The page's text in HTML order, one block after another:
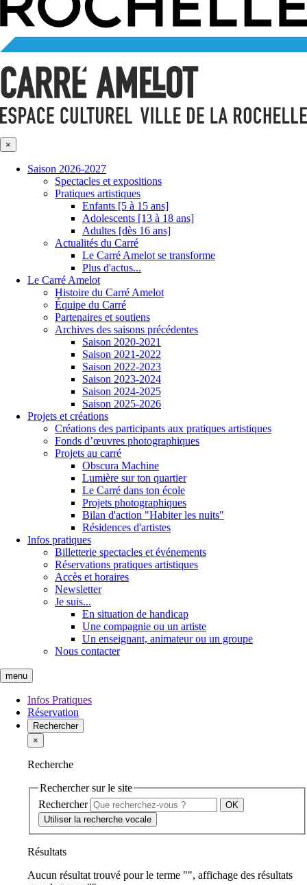
×
Saison 2026-2027
Spectacles et expositions
Pratiques artistiques
Enfants [5 à 15 ans]
Adolescents [13 à 18 ans]
Adultes [dès 16 ans]
Actualités du Carré
Le Carré Amelot se transforme
Plus d'actus...
Le Carré Amelot
Histoire du Carré Amelot
Équipe du Carré
Partenaires et soutiens
Archives des saisons précédentes
Saison 2020-2021
Saison 2021-2022
Saison 2022-2023
Saison 2023-2024
Saison 2024-2025
Saison 2025-2026
Projets et créations
Créations des participants aux pratiques artistiques
Fonds d’œuvres photographiques
Projets au carré
Obscura Machine
Lumière sur ton quartier
Le Carré dans ton école
Projets photographiques
Bilan d'action "Habiter les nuits"
Résidences d'artistes
Infos pratiques
Billetterie spectacles et événements
Réservations pratiques artistiques
Accès et horaires
Newsletter
Je suis...
En situation de handicap
Une compagnie ou un artiste
Un enseignant, animateur ou un groupe
Nous contacter
menu
Infos Pratiques
Réservation
Rechercher
×
Recherche
Rechercher sur le site
Rechercher
Utiliser la recherche vocale
Résultats
Aucun résultat trouvé pour le terme "", affichage des résultats